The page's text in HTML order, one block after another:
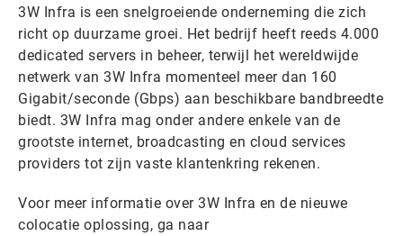
3W Infra is een snelgroeiende onderneming die zich
richt op duurzame groei. Het bedrijf heeft reeds 4.000
dedicated servers in beheer, terwijl het wereldwijde
netwerk van 3W Infra momenteel meer dan 160
Gigabit/seconde (Gbps) aan beschikbare bandbreedte
biedt. 3W Infra mag onder andere enkele van de
grootste internet, broadcasting en cloud services
providers tot zijn vaste klantenkring rekenen.
Voor meer informatie over 3W Infra en de nieuwe
colocatie oplossing, ga naar